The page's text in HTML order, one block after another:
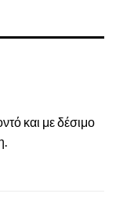
και με δέσιμο